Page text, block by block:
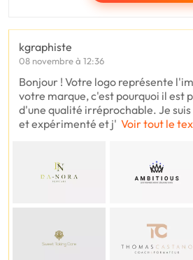
kgraphiste
08 novembre à 12:36
Bonjour ! Votre logo représente
votre marque, c'est pourquoi il est
d'une qualité irréprochable. Je
et expérimenté et j' Voir tout le